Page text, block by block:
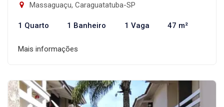
Massaguaçu, Caraguatatuba-SP
1 Quarto 1 Banheiro 1 Vaga 47 m²
Mais informações